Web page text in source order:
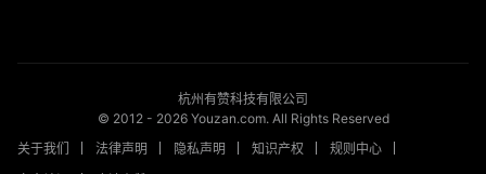
杭州有赞科技有限公司
© 2012 - 2026Youzan.com. All Rights Reserved
关于我们
法律声明 隐私声明 知识产权
规则中心